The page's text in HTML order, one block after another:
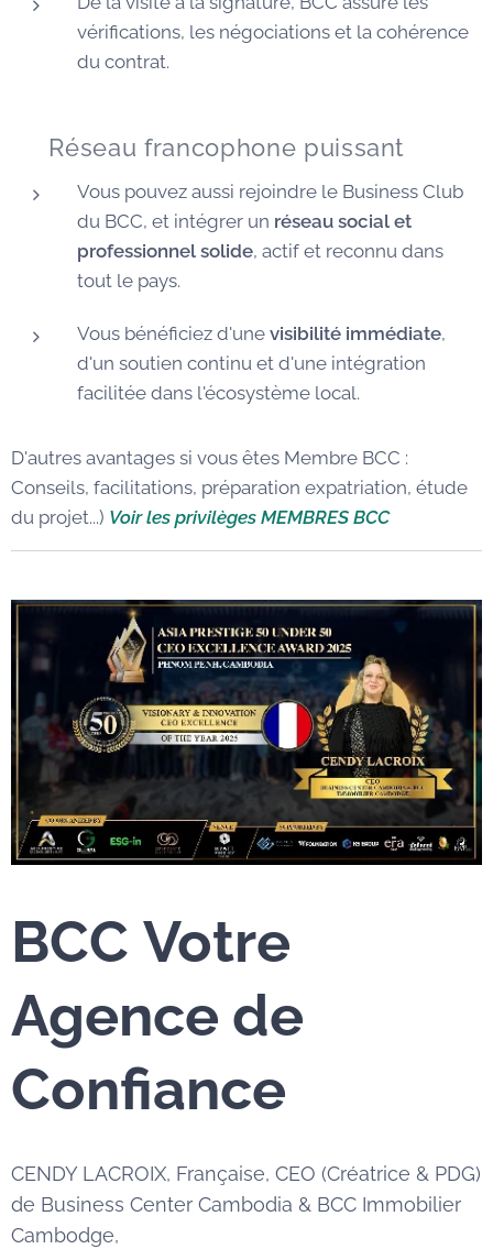
vérifications, les négociations et la cohérence
du contrat.
🌐 Réseau francophone puissant
Vous pouvez aussi rejoindre le Business Club
du BCC, et intégrer un réseau social et
professionnel solide, actif et reconnu dans
tout le pays.
Vous bénéficiez d'une visibilité immédiate,
d'un soutien continu et d'une intégration
facilitée dans l'écosystème local.
D'autres avantages si vous êtes Membre BCC :
Conseils, facilitations, préparation expatriation, étude
du projet...) Voir les privilèges MEMBRES BCC
BCC Votre
Agence de
Confiance
CENDY LACROIX, Française, CEO (Créatrice & PDG)
de Business Center Cambodia & BCC Immobilier
Cambodge,